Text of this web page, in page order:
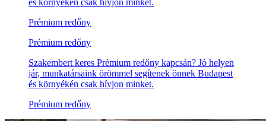
Prémium redőny
Prémium redőny
Szakembert keres Prémium redőny kapcsán? Jó helyen
jár, munkatársaink örömmel segítenek önnek Budapest
és környékén csak hívjon minket.
Prémium redőny